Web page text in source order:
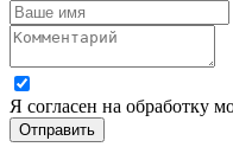
Я согласен на обработку